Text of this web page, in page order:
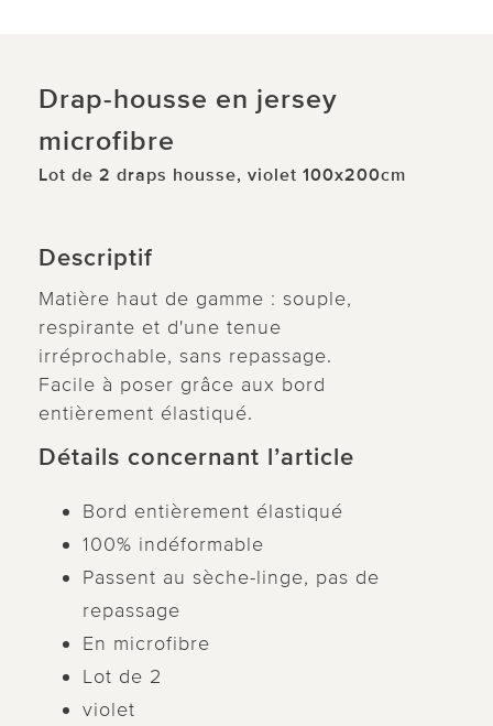
Drap-housse en jersey
microfibre
Lot de 2 draps housse, violet 100x200cm
Descriptif
Matière haut de gamme : souple,
respirante et d'une tenue
irréprochable, sans repassage.
Facile à poser grâce aux bord
entièrement élastiqué.
Détails concernant l’article
Bord entièrement élastiqué
100% indéformable
Passent au sèche-linge, pas de
repassage
En microfibre
Lot de 2
violet